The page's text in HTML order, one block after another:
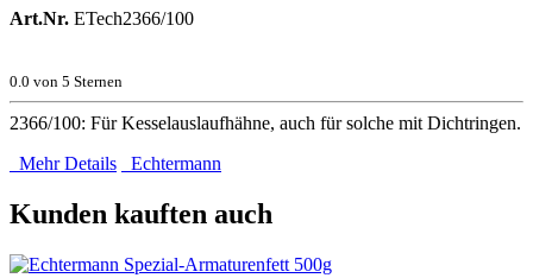
Art.Nr. ETech2366/100
0.0 von 5 Sternen
2366/100: Für Kesselauslaufhähne, auch für solche mit Dichtringen.
Mehr Details
Echtermann
Kunden kauften auch